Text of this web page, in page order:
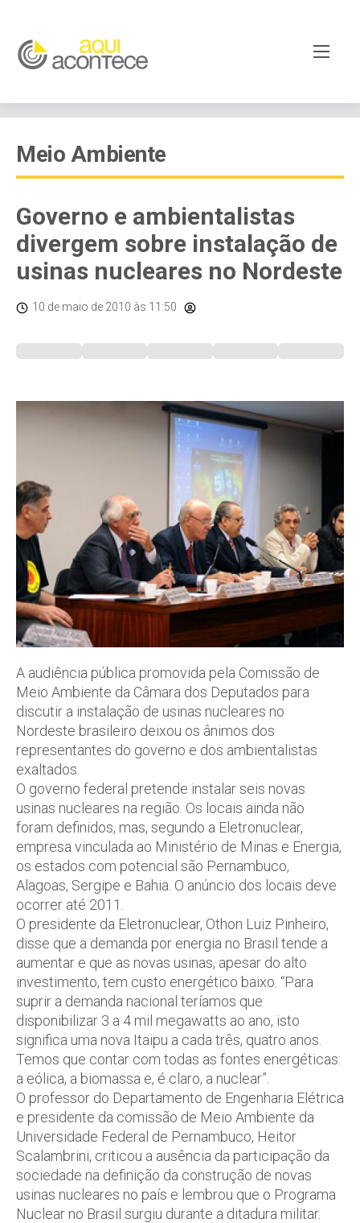
Meio Ambiente
Governo e ambientalistas
divergem sobre instalação de
usinas nucleares no Nordeste
10 de maio de 2010 às 11:50
A audiência pública promovida pela Comissão de
Meio Ambiente da Câmara dos Deputados para
discutir a instalação de usinas nucleares no
Nordeste brasileiro deixou os ânimos dos
representantes do governo e dos ambientalistas
exaltados.
O governo federal pretende instalar seis novas
usinas nucleares na região. Os locais ainda não
foram definidos, mas, segundo a Eletronuclear,
empresa vinculada ao Ministério de Minas e Energia,
os estados com potencial são Pernambuco,
Alagoas, Sergipe e Bahia. O anúncio dos locais deve
ocorrer até 2011.
O presidente da Eletronuclear, Othon Luiz Pinheiro,
disse que a demanda por energia no Brasil tende a
aumentar e que as novas usinas, apesar do alto
investimento, tem custo energético baixo. “Para
suprir a demanda nacional teríamos que
disponibilizar 3 a 4 mil megawatts ao ano, isto
significa uma nova Itaipu a cada três, quatro anos.
Temos que contar com todas as fontes energéticas:
a eólica, a biomassa e, é claro, a nuclear”.
O professor do Departamento de Engenharia Elétrica
e presidente da comissão de Meio Ambiente da
Universidade Federal de Pernambuco, Heitor
Scalambrini, criticou a ausência da participação da
sociedade na definição da construção de novas
usinas nucleares no país e lembrou que o Programa
Nuclear no Brasil surgiu durante a ditadura militar.